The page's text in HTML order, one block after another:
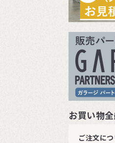
お買い物
ご注文に